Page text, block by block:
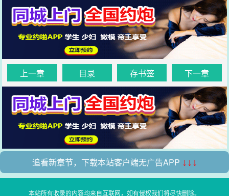
上一章 目录 存书签 下一章
追看新章节，下载本站客户端无广告APP ↓↓↓
本站所有收录的内容均来自互联网，如有侵权我们将尽快删除。